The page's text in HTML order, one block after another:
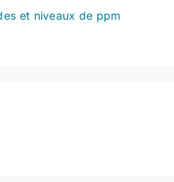
et niveaux de ppm